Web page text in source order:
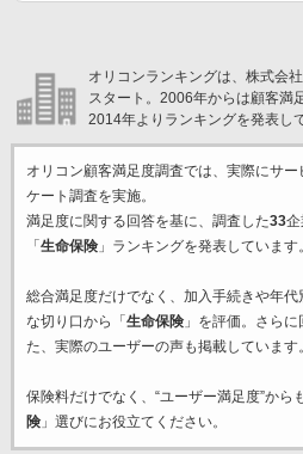
オリコンランキングは、株式会
スタート。2006年からは顧客満
2014年よりランキングを発表し
オリコン顧客満足度調査では、実際にサー
ケート調査を実施。
満足度に関する回答を基に、調査した33企
「生命保険」ランキングを発表しています。
総合満足度だけでなく、加入手続きや年
な切り口から「生命保険」を評価。さらに
た、実際のユーザーの声も掲載しています。
保険料だけでなく、“ユーザー満足度”から
険」選びにお役立てください。